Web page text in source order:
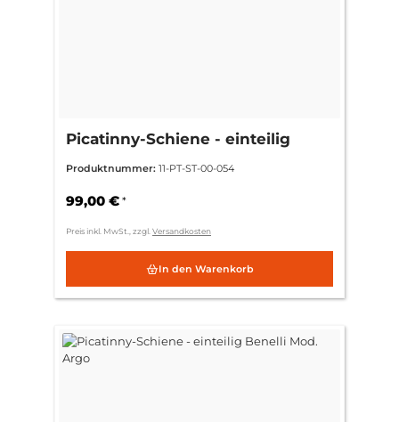
Picatinny-Schiene - einteilig
Produktnummer: 11-PT-ST-00-054
99,00 € *
Preis inkl. MwSt., zzgl.Versandkosten
In den Warenkorb